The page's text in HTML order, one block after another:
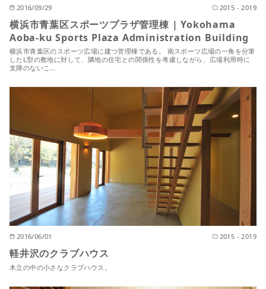
2016/09/29 2015 - 2019
横浜市青葉区スポーツプラザ管理棟 | Yokohama
Aoba-ku Sports Plaza Administration Building
横浜市青葉区のスポーツ広場に建つ管理棟である。 南スポーツ広場の一角を分筆
したL型の敷地に対して、隣地の住宅との関係性を考慮しながら、広場利用時に
支障のないこ…
2016/06/01 2015 - 2019
軽井沢のクラブハウス
木立の中の小さなクラブハウス。